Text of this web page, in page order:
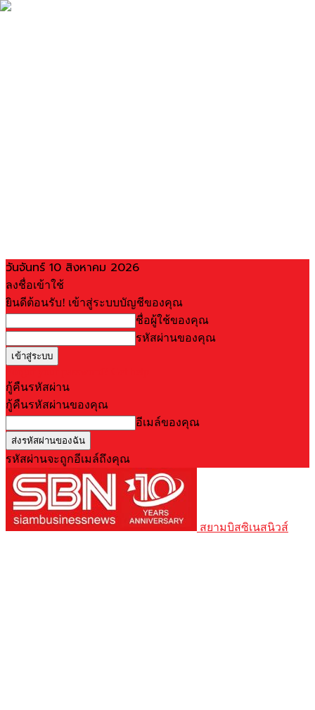
วันจันทร์ 10 สิงหาคม 2026
ลงชื่อเข้าใช้
ยินดีต้อนรับ! เข้าสู่ระบบบัญชีของคุณ
ชื่อผู้ใช้ของคุณ
รหัสผ่านของคุณ
กู้คืนรหัสผ่าน
กู้คืนรหัสผ่านของคุณ
อีเมล์ของคุณ
รหัสผ่านจะถูกอีเมล์ถึงคุณ
สยามบิสซิเนสนิวส์